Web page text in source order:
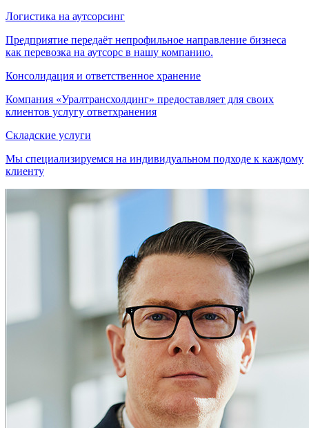
Логистика на аутсорсинг
Предприятие передаёт непрофильное направление бизнеса
как перевозка на аутсорс в нашу компанию.
Консолидация и ответственное хранение
Компания «Уралтрансхолдинг» предоставляет для своих
клиентов услугу ответхранения
Складские услуги
Мы специализируемся на индивидуальном подходе к каждому
клиенту